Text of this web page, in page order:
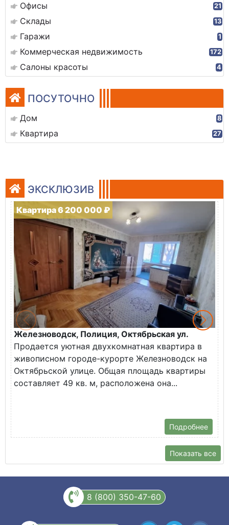
Офисы 21
Склады 13
Гаражи 1
Коммерческая недвижимость 172
Салоны красоты 4
ПОСУТОЧНО
Дом 8
Квартира 27
ЭКСКЛЮЗИВ
Квартира 6 200 000 ₽
Железноводск, Полиция, Октябрьская ул.
Продается уютная двухкомнатная квартира в
живописном городе-курорте Железноводск на
Октябрьской улице. Общая площадь квартиры
составляет 49 кв. м, расположена она...
Подробнее
Показать все
8 (800) 350-47-60